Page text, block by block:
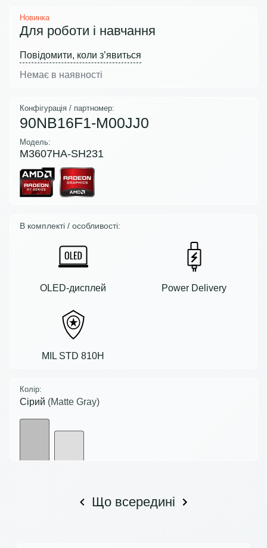
Новинка
Для роботи і навчання
Повідомити, коли з’явиться
Немає в наявності
Конфігурація / партномер:
90NB16F1-M00JJ0
Модель:
M3607HA-SH231
В комплекті / особливості:
OLED-дисплей Power Delivery
MIL STD 810H
Колір:
Сірий (Matte Gray)
Що всередині